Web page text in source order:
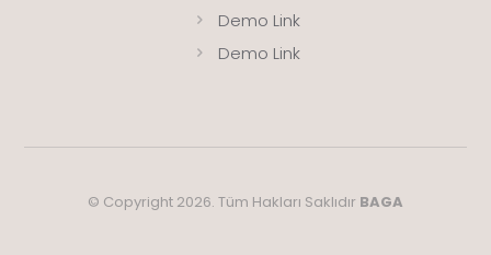
Demo Link
Demo Link
© Copyright 2026. Tüm Hakları Saklıdır BAGA